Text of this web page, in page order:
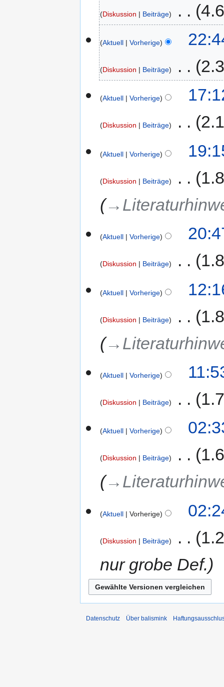
Diskussion Beiträge
Aktuell Vorherige
Diskussion Beiträge
Aktuell Vorherige
Diskussion Beiträge
Aktuell Vorherige
Diskussion Beiträge
Aktuell Vorherige
Diskussion Beiträge
Aktuell Vorherige
Diskussion Beiträge
Aktuell Vorherige
Diskussion Beiträge
Aktuell Vorherige
Diskussion Beiträge
Aktuell Vorherige
Diskussion Beiträge
nur grobe Def.
Datenschutz Über balismink